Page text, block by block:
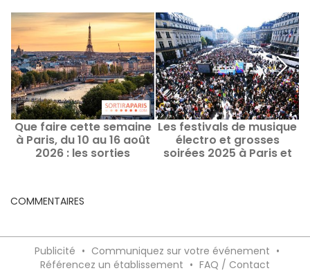
Que faire cette semaine
à Paris, du 10 au 16 août
2026 : les sorties
Les festivals de musique
électro et grosses
soirées 2025 à Paris et
COMMENTAIRES
Publicité • Communiquez sur votre événement •
Référencez un établissement • FAQ / Contact